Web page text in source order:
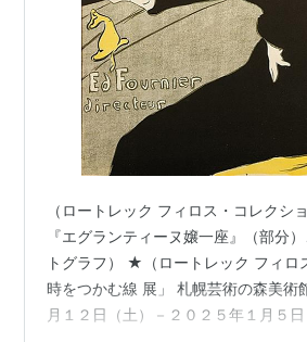
（ロートレック フィロス・コレクシ
『エグランティーヌ嬢一座』（部分
トグラフ） ★（ロートレック フィロ
時をつかむ線 展」 札幌芸術の森美術
月１２日（土）－２０２５年１月５